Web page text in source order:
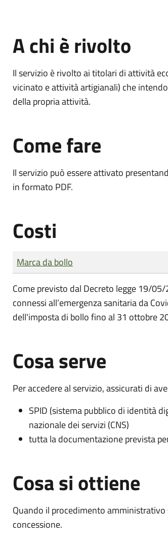
A chi è rivolto
Il servizio è rivolto ai titolari di attività
vicinato e attività artigianali) che
della propria attività.
Come fare
Il servizio può essere attivato
in formato PDF.
Costi
Tipo di pagamento
Importo
Marca da bollo
Come previsto dal Decreto legge 19/
connessi all’emergenza sanitaria da
dell'imposta di bollo fino al 31 ottobre
Cosa serve
Per accedere al servizio, assicurati di
SPID (sistema pubblico di identità
nazionale dei servizi (CNS)
tutta la documentazione prevista
Cosa si ottiene
Quando il procedimento
concessione.